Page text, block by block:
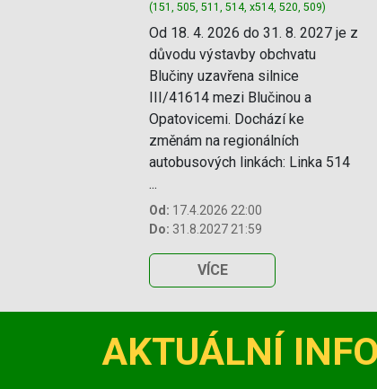
(151, 505, 511, 514, x514, 520, 509)
Od 18. 4. 2026 do 31. 8. 2027 je z
důvodu výstavby obchvatu
Blučiny uzavřena silnice
III/41614 mezi Blučinou a
Opatovicemi. Dochází ke
změnám na regionálních
autobusových linkách: Linka 514
...
Od: 17.4.2026 22:00
Do: 31.8.2027 21:59
VÍCE
AKTUÁLNÍ